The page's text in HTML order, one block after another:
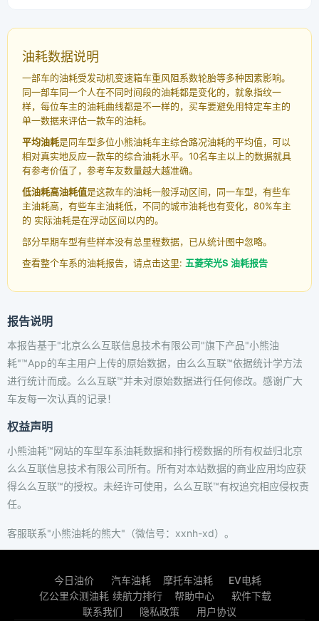
油耗数据说明
一部车的油耗受发动机变速箱车重风阻系数轮胎等多种因素影响。
同一部车同一个人在不同时间段的油耗都是变化的，就象指纹一
样，每位车主的油耗曲线都是不一样的，买车要避免用特定车主的
单一数据来评估一款车的油耗。
平均油耗是同车型多位小熊油耗车主综合路况油耗的平均值，可以
相对真实地反应一款车的综合油耗水平。10名车主以上的数据就具
有参考价值了，参考车友数量越大越准确。
低油耗高油耗值是这款车的油耗一般浮动区间，同一车型，有些车
主油耗高，有些车主油耗低，不同的城市油耗也有变化，80%车主
的 实际油耗是在浮动区间以内的。
部分早期车型有些样本没有总里程数据，已从统计图中忽略。
查看整个车系的油耗报告，请点击这里: 五菱荣光S 油耗报告
报告说明
本报告基于"北京么么互联信息技术有限公司"旗下产品"小熊油
耗"™App的车主用户上传的原始数据，由么么互联™依据统计学方法
进行统计而成。么么互联™并未对原始数据进行任何修改。感谢广大
车友每一次认真的记录！
权益声明
小熊油耗™网站的车型车系油耗数据和排行榜数据的所有权益归北京
么么互联信息技术有限公司所有。所有对本站数据的商业应用均应获
得么么互联™的授权。未经许可使用，么么互联™有权追究相应侵权责
任。
客服联系"小熊油耗的熊大"（微信号：xxnh-xd）。
今日油价 汽车油耗 摩托车油耗
EV电耗
亿公里众测油耗 续航力排行 帮助中心
软件下载
联系我们
隐私政策 用户协议